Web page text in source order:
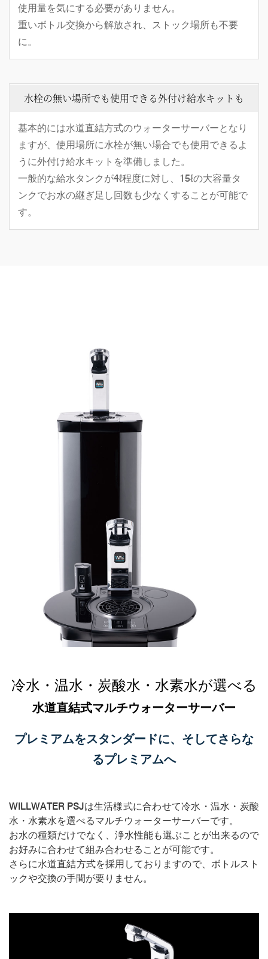
使用量を気にする必要がありません。
重いボトル交換から解放され、ストック場所も不要
に。
水栓の無い場所でも使用できる外付け給水キットも
基本的には水道直結方式のウォーターサーバーとなり
ますが、使用場所に水栓が無い場合でも使用できるよ
うに外付け給水キットを準備しました。
一般的な給水タンクが4ℓ程度に対し、15ℓの大容量タ
ンクでお水の継ぎ足し回数も少なくすることが可能で
す。
冷水・温水・炭酸水・水素水が選べる
水道直結式マルチウォーターサーバー
プレミアムをスタンダードに、そしてさらな
るプレミアムへ
WILLWATER PSJは生活様式に合わせて冷水・温水・炭酸
水・水素水を選べるマルチウォーターサーバーです。
お水の種類だけでなく、浄水性能も選ぶことが出来るので
お好みに合わせて組み合わせることが可能です。
さらに水道直結方式を採用しておりますので、ボトルスト
ックや交換の手間が要りません。